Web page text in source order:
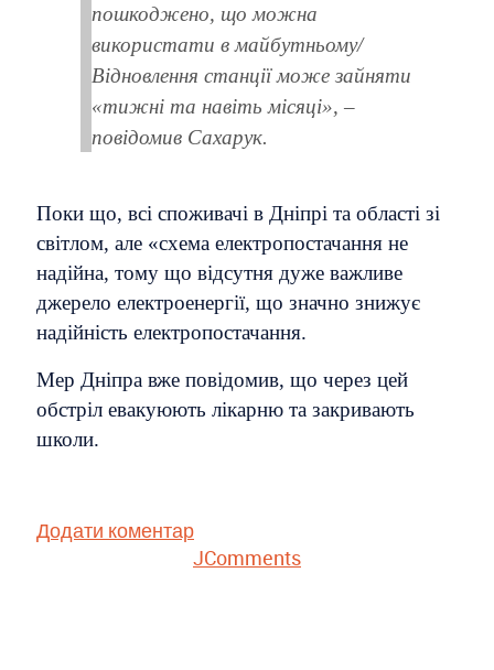
пошкоджено, що можна
використати в майбутньому/
Відновлення станції може зайняти
«тижні та навіть місяці», –
повідомив Сахарук.
Поки що, всі споживачі в Дніпрі та області зі
світлом, але «схема електропостачання не
надійна, тому що відсутня дуже важливе
джерело електроенергії, що значно знижує
надійність електропостачання.
Мер Дніпра вже повідомив, що через цей
обстріл евакуюють лікарню та закривають
школи.
Додати коментар
JComments